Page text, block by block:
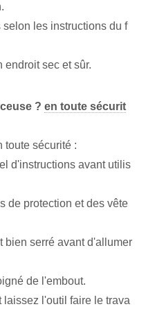
les instructions du f
endroit sec et sûr.
? en toute sécurit
toute sécurité :
d'instructions avant utilis
de protection‍ et des vête
bien serré avant d'allumer
de l'embout.
⁢laissez l'outil⁤ faire le ⁤trava